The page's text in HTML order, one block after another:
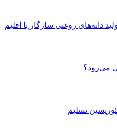
دانه‌های روغنی سازگار با اقلیم
می‌رود؟
تسلیم